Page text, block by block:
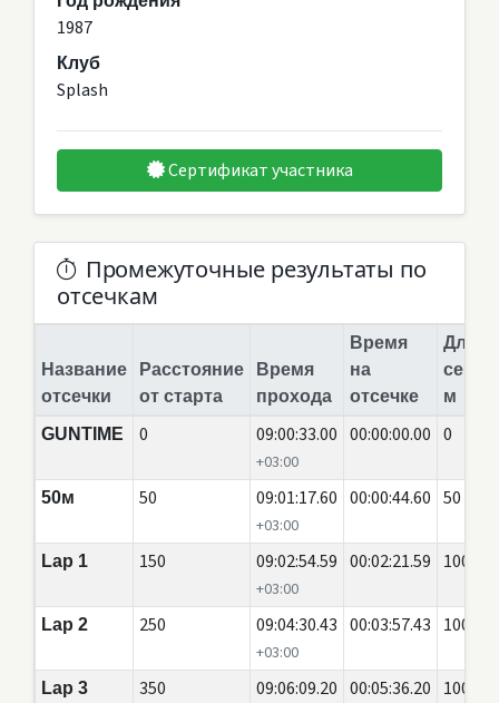
1987
Клуб
Splash
Сертификат участника
Промежуточные результаты по
отсечкам
Название
отсечки
Расстояние
от старта
Время
прохода
Время
на
отсечке
Длина
м
GUNTIME
0 09:00:33.00
+03:00
00:00:00.00 0
50м 50 09:01:17.60
+03:00
00:00:44.60 50
Lap 1 150 09:02:54.59
+03:00
00:02:21.59 100
Lap 2 250 09:04:30.43
+03:00
00:03:57.43 100
Lap 3 350 09:06:09.20 00:05:36.20 100